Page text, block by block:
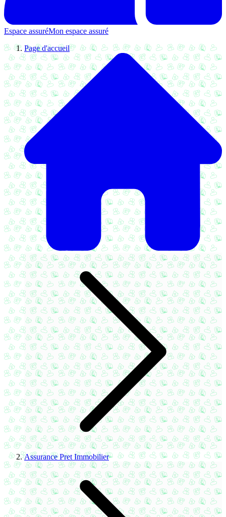
Espace assuréMon espace assuré
Page d'accueil
Assurance Pret Immobilier